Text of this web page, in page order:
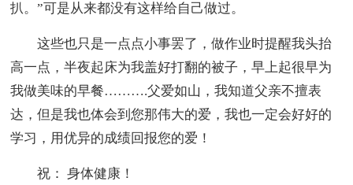
扒。”可是从来都没有这样给自己做过。
这些也只是一点点小事罢了，做作业时提醒我头抬
高一点，半夜起床为我盖好打翻的被子，早上起很早为
我做美味的早餐……….父爱如山，我知道父亲不擅表
达，但是我也体会到您那伟大的爱，我也一定会好好的
学习，用优异的成绩回报您的爱！
祝： 身体健康！